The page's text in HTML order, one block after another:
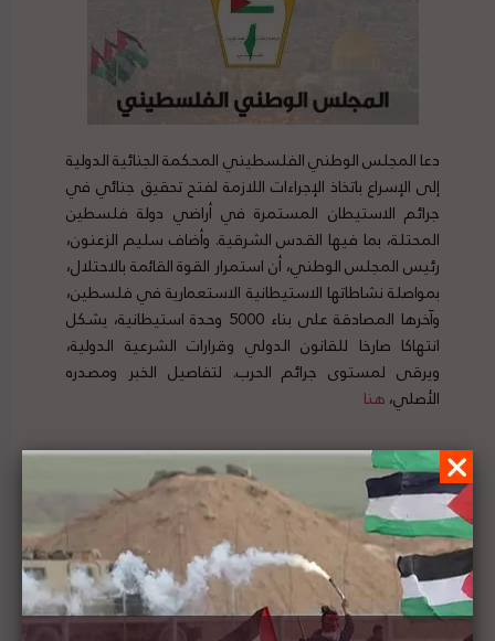
دعا المجلس الوطني الفلسطيني المحكمة الجنائية الدولية
إلى الإسراع باتخاذ الإجراءات اللازمة لفتح تحقيق جنائي في
جرائم الاستيطان المستمرة في أراضي دولة فلسطين
المحتلة، بما فيها القدس الشرقية. وأضاف سليم الزعنون،
رئيس المجلس الوطني، أن استمرار القوة القائمة بالاحتلال،
بمواصلة نشاطاتها الاستيطانية الاستعمارية في فلسطين،
وآخرها المصادقة على بناء 5000 وحدة استيطانية، يشكل
انتهاكا صارخا للقانون الدولي وقرارات الشرعية الدولية،
ويرقى لمستوى جرائم الحرب. لتفاصيل الخبر ومصدره
الأصلي،هنا
الكنيست يصادق على اتفاق التطبيع مع الإمارات
بأغلبية 80 مقابل 13 والقائمة المشتركة المعارض
الوحيد